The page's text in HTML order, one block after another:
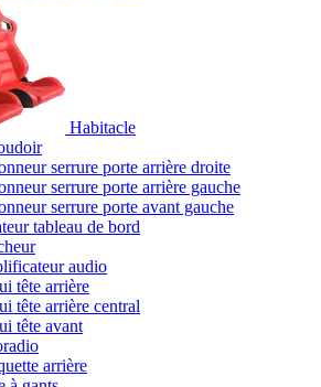
Habitacle
serrure porte arrière droite
serrure porte arrière gauche
serrure porte avant gauche
tableau de bord
audio
tête arrière
tête arrière central
tête avant
arrière